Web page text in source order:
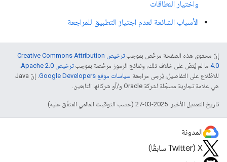
واختيار النطاقات
الأسباب الشائعة لعدم اجتياز التطبيق للمراجعة
إنّ محتوى هذه الصفحة مرخّص بموجب
ترخيص Creative Commons Attribution
4.0‏ ما لم يُنصّ على خلاف ذلك، ونماذج الرموز مرخّصة بموجبترخيص Apache 2.0‏
.
للاطّلاع على التفاصيل، يُرجى مراجعة سياسات موقع Google Developers‏
. إنّ Java
هي علامة تجارية مسجَّلة لشركة Oracle و/أو شركائها التابعين.
تاريخ التعديل الأخير: 2025-03-27 (حسب التوقيت العالمي المتفَّق عليه)
المدونة
‫X ‏(Twitter سابقًا)